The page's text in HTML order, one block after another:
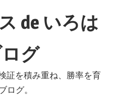
de いろは
グ
証を積み重ね、勝率を育
ログ。